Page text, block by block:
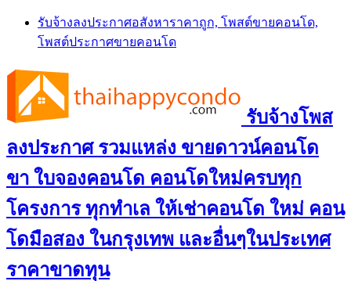
Skip
content
รับจ้างลงประกาศอสังหาราคาถูก, โพสต์ขายคอนโด,
โพสต์ประกาศขายคอนโด
รับจ้างโพส
ลงประกาศ รวมแหล่ง ขายดาวน์คอนโด
ขา ใบจองคอนโด คอนโดใหม่ครบทุก
โครงการ ทุกทำเล ให้เช่าคอนโด ใหม่ คอน
โดมือสอง ในกรุงเทพ และอื่นๆในประเทศ
ราคาขาดทุน